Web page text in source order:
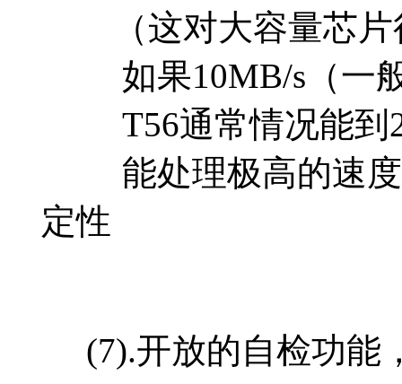
（这对大容量芯片
如果10MB/s（一般
T56通常情况能到
能处理极高的速度
定性
(7).开放的自检功能